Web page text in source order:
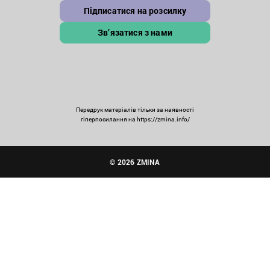
Підписатися на розсилку
Зв’язатися з нами
Передрук матеріалів тільки за наявності
гіперпосилання на https://zmina.info/
© 2026 ZMINA